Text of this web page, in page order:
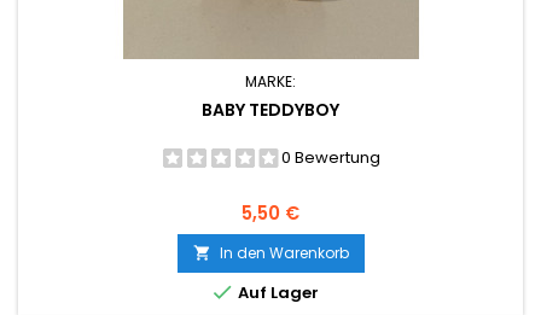
MARKE:
BABY TEDDYBOY
0 Bewertung
Preis
5,50 €
 In den Warenkorb
 Auf Lager